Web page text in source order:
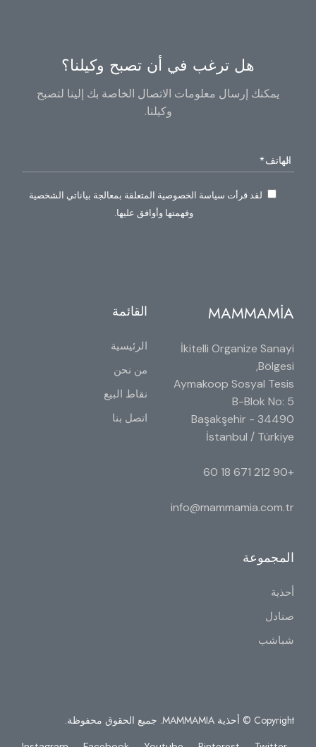
هل ترغب في أن تصبح وكيلنا؟
يمكنك إرسال معلومات الاتصال الخاصة بك إلينا لتصبح
وكيلنا.
لقد قرأت سياسة الخصوصية المتعلقة بمعالجة بياناتي الشخصية
وفهمتها وأوافق عليها.
MAMMAMİA
İkitelli Organize Sanayi
Bölgesi,
Aymakoop Sosyal Tesis
B-Blok No: 5
34490 Başakşehir -
İstanbul / Türkiye
+90 212 671 18 60
info@mammamia.com.tr
القائمة
الرئيسية
من نحن
نقاط البيع
اتصل بنا
المجموعة
أحذية
صنادل
شباشب
Copyright © أحذية MAMMAMIA. جميع الحقوق محفوظة.